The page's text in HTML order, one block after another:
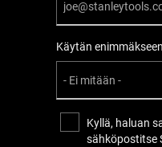
Käytän
Kyllä, haluan
sähköpostitse